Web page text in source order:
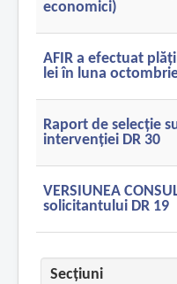
economici)
AFIR a efectuat
lei în luna
Raport de selecție
intervenției DR 30
VERSIUNEA
solicitantului DR 19
Secțiuni